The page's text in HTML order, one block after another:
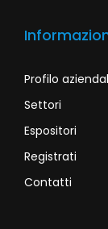
Profilo
Settori
Espositori
Registrati
Contatti